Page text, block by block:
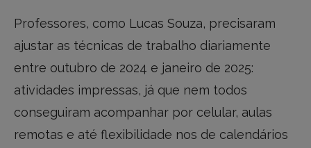
Professores, como Lucas Souza, precisaram
ajustar as técnicas de trabalho diariamente
entre outubro de 2024 e janeiro de 2025:
atividades impressas, já que nem todos
conseguiram acompanhar por celular, aulas
remotas e até flexibilidade nos de calendários